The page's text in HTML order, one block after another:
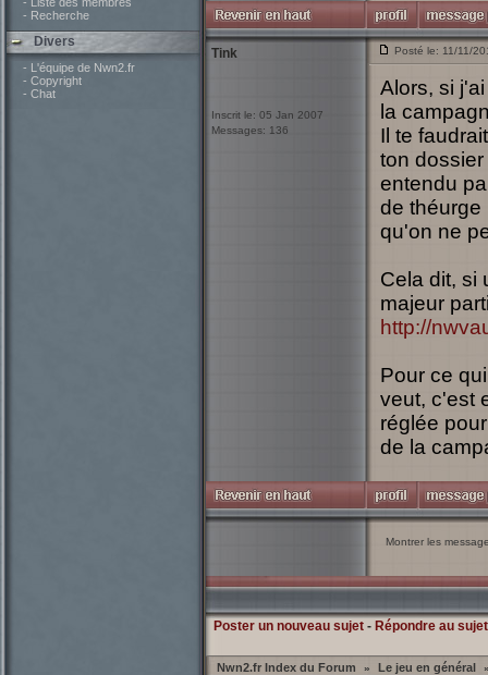
- Recherche
Divers
- L'équipe de Nwn2.fr
- Copyright
- Chat
Tink
Inscrit le: 05 Jan 2007
Messages: 136
Posté le: 11/11/
Alors, si
la
Il te
ton
entendu
de théurge
qu'on ne
Cela dit, si
majeur
http://
Pour ce
veut, c'est
réglée
de la
Montrer les
Poster un nouveau sujet- Répondre au sujet
Nwn2.fr Index du Forum » Le jeu en général